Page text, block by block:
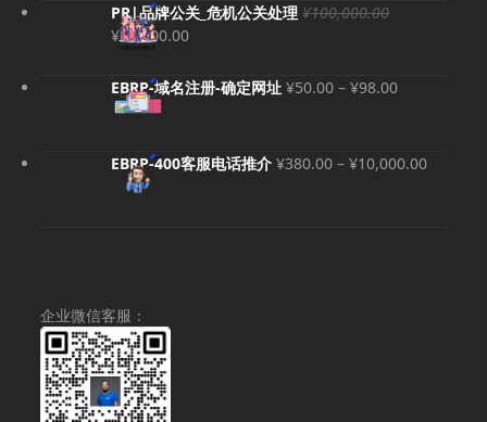
PR|品牌公关_危机公关处理 ¥100,000.00
原
为：
¥100,000.00。
¥80,000.00当
价
格
EBRP-域名注册-确定网址 ¥50.00 – ¥98.00价
围：
EBRP-400客服电话推介 ¥380.00 – ¥10,000.00价
企业微信客服：